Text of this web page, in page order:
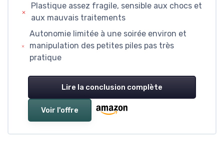
Plastique assez fragile, sensible aux chocs et
aux mauvais traitements
Autonomie limitée à une soirée environ et
manipulation des petites piles pas très
pratique
Lire la conclusion complète
Voir l'offre